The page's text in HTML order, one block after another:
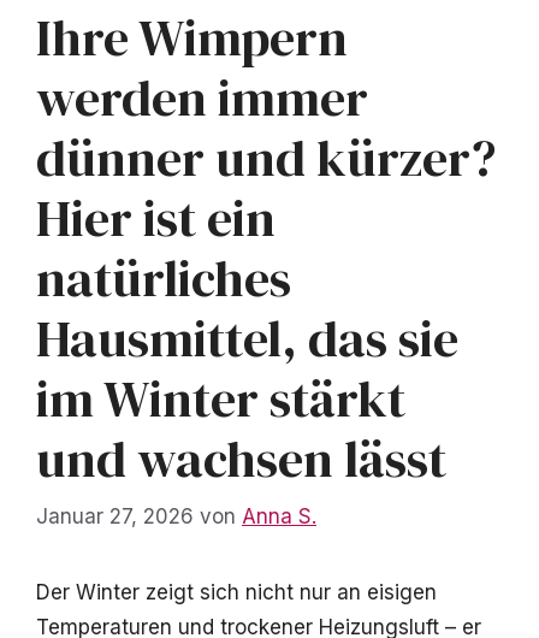
Ihre Wimpern
werden immer
dünner und kürzer?
Hier ist ein
natürliches
Hausmittel, das sie
im Winter stärkt
und wachsen lässt
Januar 27, 2026 von Anna S.
Der Winter zeigt sich nicht nur an eisigen
Temperaturen und trockener Heizungsluft – er